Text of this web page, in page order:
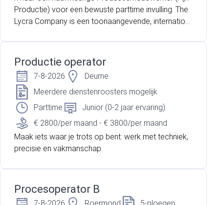
Productie) voor een bewuste parttime invulling. The
Lycra Company is een toonaangevende, internation
en de schone en moderne productielocatie in Kerkr
ade staat een groot sociaal karakter centraal. Er he
erst een prettige, collegiale werksfeer waar medew
erkers zich snel thuis voelen. Ben jij op zoek naar ee
n stabiele parttime baan die je perfect kunt combine
ren met een studie, gezin, hobby's of ander werk? D
an is dit de ideale kans voor jou. Als Productiemede
werker ben je dagelijks verantwoordelijk voor het uit
erst nauwkeurig verwerken van hoogwaardige elasti
sche garens. Je start je werkdag vroeg in de ochten
al rond 11:00 uur. Dit zorgt voor een perfecte balans
tussen werk en vrije tijd. De functie wordt uitgevoerd
Productie operator
7-8-2026
Deurne
Meerdere dienstenroosters mogelijk
Parttime
Junior (0-2 jaar ervaring)
€ 2800/per maand - € 3800/per maand
Maak iets waar je trots op bent: werk met techniek,
precisie en vakmanschap.
Procesoperator B